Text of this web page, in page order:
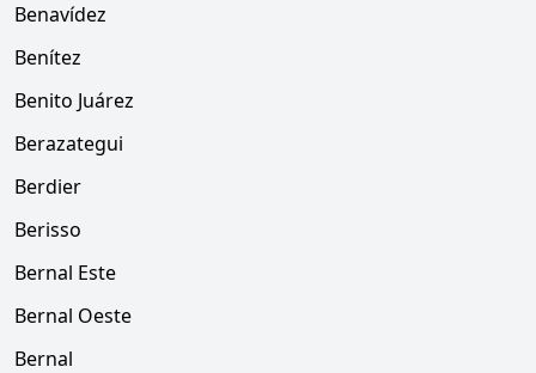
Benavídez
Benítez
Benito Juárez
Berazategui
Berdier
Berisso
Bernal Este
Bernal Oeste
Bernal